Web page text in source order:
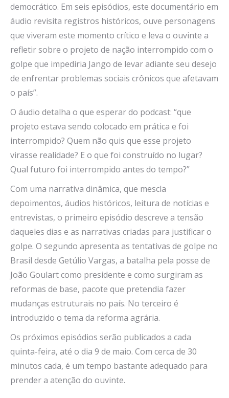
democrático. Em seis episódios, este documentário em
áudio revisita registros históricos, ouve personagens
que viveram este momento crítico e leva o ouvinte a
refletir sobre o projeto de nação interrompido com o
golpe que impediria Jango de levar adiante seu desejo
de enfrentar problemas sociais crônicos que afetavam
o país”.
O áudio detalha o que esperar do podcast: “que
projeto estava sendo colocado em prática e foi
interrompido? Quem não quis que esse projeto
virasse realidade? E o que foi construído no lugar?
Qual futuro foi interrompido antes do tempo?”
Com uma narrativa dinâmica, que mescla
depoimentos, áudios históricos, leitura de notícias e
entrevistas, o primeiro episódio descreve a tensão
daqueles dias e as narrativas criadas para justificar o
golpe. O segundo apresenta as tentativas de golpe no
Brasil desde Getúlio Vargas, a batalha pela posse de
João Goulart como presidente e como surgiram as
reformas de base, pacote que pretendia fazer
mudanças estruturais no país. No terceiro é
introduzido o tema da reforma agrária.
Os próximos episódios serão publicados a cada
quinta-feira, até o dia 9 de maio. Com cerca de 30
minutos cada, é um tempo bastante adequado para
prender a atenção do ouvinte.